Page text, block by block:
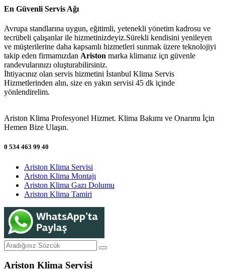
En Güvenli Servis Ağı
Avrupa standlarına uygun, eğitimli, yetenekli yönetim kadrosu ve
tecrübeli çalışanlar ile hizmetinizdeyiz.Sürekli kendisini yenileyen
ve müşterilerine daha kapsamlı hizmetleri sunmak üzere teknolojiyi
takip eden firmamızdan Ariston marka klimanız içn güvenle
randevularınızı oluşturabilirsiniz.
İhtiyacınız olan servis hizmetini İstanbul Klima Servis
Hizmetlerinden alın, size en yakın servisi 45 dk içinde
yönlendirelim.
Ariston Klima Profesyonel Hizmet. Klima Bakımı ve Onarımı İçin
Hemen Bize Ulaşın.
0 534 463 99 40
Ariston Klima Servisi
Ariston Klima Montajı
Ariston Klima Gazı Dolumu
Ariston Klima Tamiri
Ariston Klima Servisi